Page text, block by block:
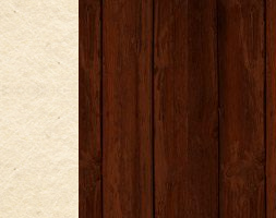
オ
お店か